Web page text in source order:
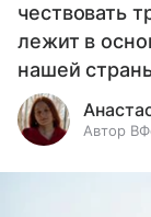
чествовать
лежит в
нашей
Автор